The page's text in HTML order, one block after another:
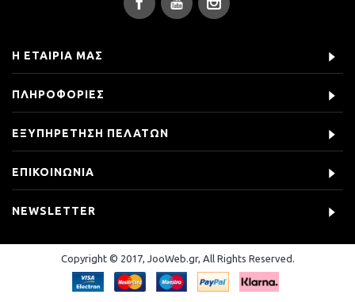
Η ΕΤΑΙΡΊΑ ΜΑΣ
ΠΛΗΡΟΦΟΡΊΕΣ
ΕΞΥΠΗΡΈΤΗΣΗ ΠΕΛΑΤΏΝ
ΕΠΙΚΟΙΝΩΝΊΑ
NEWSLETTER
Copyright © 2017, JooWeb.gr, All Rights Reserved.